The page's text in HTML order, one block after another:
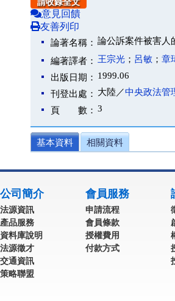
請收錄全文
意見回饋
友善列印
論著名稱： 論公訴案件被害人
編著譯者： 王宗光 ； 呂敏 ； 章
出版日期： 1999.06
刊登出處： 大陸／中央政法管
頁 數： 3
基本資料 相關資料
公司簡介
法源資訊
產品服務
資料庫說明
法源徵才
交通資訊
策略聯盟
會員服務
申請流程
會員條款
授權費用
付款方式